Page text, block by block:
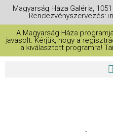
Magyarság Háza Galéria,
Rendezvényszervezés:
A Magyarság Háza
javasolt. Kérjük, hogy a
a kiválasztott programra!